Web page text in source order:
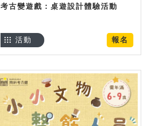
考古變遊戲：桌遊設計體驗活動
報名
活動